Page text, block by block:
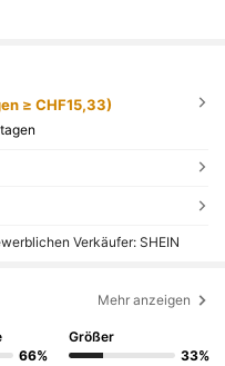
≥ CHF15,33)
Verkäufer: SHEIN
Mehr anzeigen
66%
Größer
33%